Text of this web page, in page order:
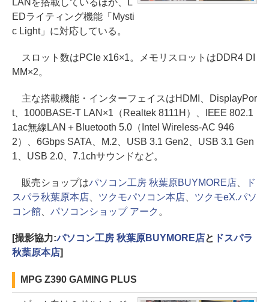
LANを搭載しているほか、L
EDライティング機能「Mysti
c Light」に対応している。
スロット数はPCIe x16×1。メモリスロットはDDR4 DI
MM×2。
主な搭載機能・インターフェイスはHDMI、DisplayPor
t、1000BASE-T LAN×1（Realtek 8111H）、IEEE 802.1
1ac無線LAN＋Bluetooth 5.0（Intel Wireless-AC 946
2）、6Gbps SATA、M.2、USB 3.1 Gen2、USB 3.1 Gen
1、USB 2.0、7.1chサウンドなど。
販売ショップはパソコン工房 秋葉原BUYMORE店、
ド
スパラ秋葉原本店、 ツクモパソコン本店、 ツクモeX.パソ
コン館、 パソコンショップ アーク 。
[撮影協力:パソコン工房 秋葉原BUYMORE店と ドスパラ
秋葉原本店]
MPG Z390 GAMING PLUS